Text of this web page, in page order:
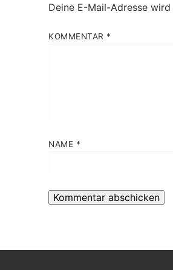
Deine E-Mail-Adresse
KOMMENTAR *
NAME *